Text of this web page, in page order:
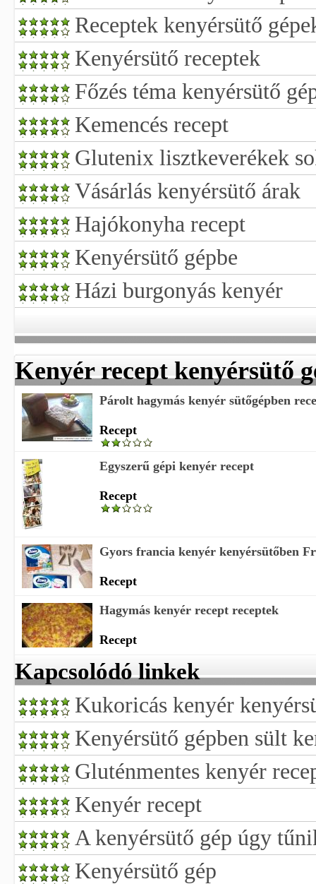
Receptek kenyérsütő
Kenyérsütő receptek
Főzés téma kenyérsütő
Kemencés recept
Glutenix lisztkeverékek
Vásárlás kenyérsütő árak
Hajókonyha recept
Kenyérsütő gépbe
Házi burgonyás kenyér
Kenyér recept kenyérsütő
Párolt hagymás kenyér sütőgépben
Recept
Egyszerű gépi kenyér recept
Recept
Gyors francia kenyér kenyérsütőben
Recept
Hagymás kenyér recept receptek
Recept
Kapcsolódó linkek
Kukoricás kenyér
Kenyérsütő gépben sült
Gluténmentes kenyér
Kenyér recept
A kenyérsütő gép úgy
Kenyérsütő gép